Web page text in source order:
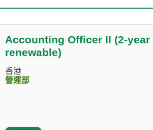
Accounting Officer II (2-
renewable)
香港
營運部